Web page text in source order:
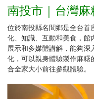
南投市｜台灣
位於南投縣名間鄉是全台首
化、知識、互動和美食，館
展示和多媒體講解，能夠
化，可以親身體驗製作麻糬
合全家大小前往參觀體驗。